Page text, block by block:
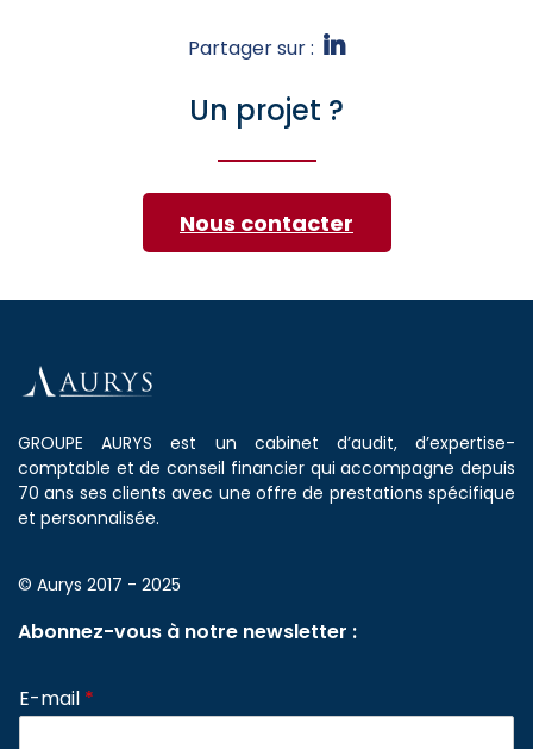
Partager sur :
Un projet ?
Nous contacter
GROUPE AURYS est un cabinet d’audit, d’expertise-
comptable et de conseil financier qui accompagne depuis
70 ans ses clients avec une offre de prestations spécifique
et personnalisée.
© Aurys 2017 - 2025
Abonnez-vous à notre newsletter :
E-mail *